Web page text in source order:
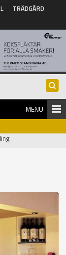
TRÄDGÅRD
MENU